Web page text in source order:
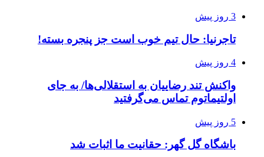
3 روز پیش
تاجرنیا: حال تیم خوب است جز پنجره بسته!
4 روز پیش
واکنش تند رضاییان به استقلالی‌ها/ به جای
اولتیماتوم تماس می‌گرفتید
5 روز پیش
باشگاه گل گهر: حقانیت ما اثبات شد